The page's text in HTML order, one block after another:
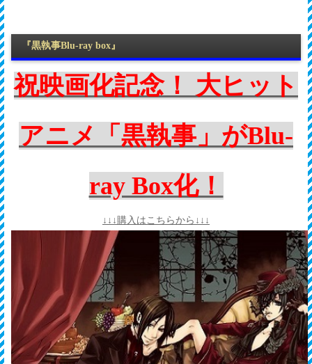
『黒執事Blu-ray box』
祝映画化記念！ 大ヒット
アニメ「黒執事」がBlu-
ray Box化！
↓↓↓購入はこちらから↓↓↓